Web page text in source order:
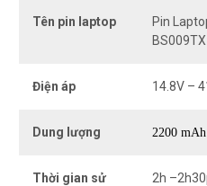
Tên pin laptop
Pin
BS009TX
Điện áp 14.8V –
Dung lượng 2200 mAh
Thời gian sử
2h